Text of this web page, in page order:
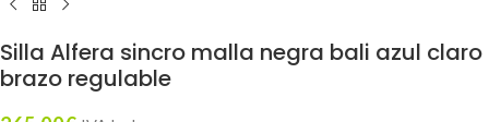
Silla Alfera sincro malla negra bali azul claro
brazo regulable